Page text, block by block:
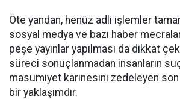
Öte yandan, henüz adli işlemler
sosyal medya ve bazı haber
peşe yayınlar yapılması da dikkat
süreci sonuçlanmadan insanların
masumiyet karinesini zedeleyen son
bir yaklaşımdır.